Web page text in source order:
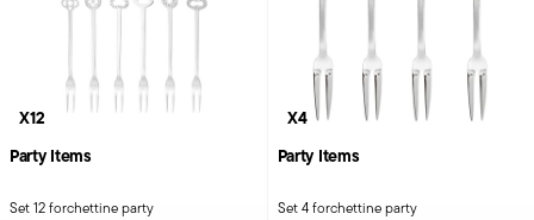
X12
Party Items
Set 12 forchettine party
X4
Party Items
Set 4 forchettine party